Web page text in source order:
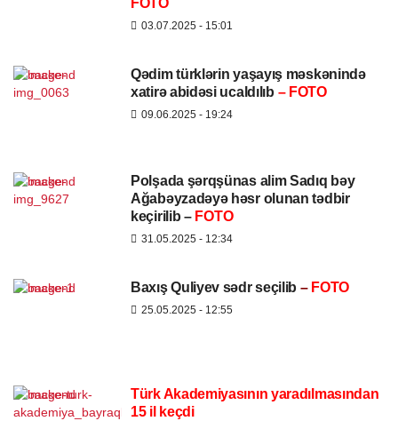
FOTO
03.07.2025 - 15:01
Qədim türklərin yaşayış məskənində
xatirə abidəsi ucaldılıb – FOTO
09.06.2025 - 19:24
Polşada şərqşünas alim Sadıq bəy
Ağabəyzadəyə həsr olunan tədbir
keçirilib – FOTO
31.05.2025 - 12:34
Baxış Quliyev sədr seçilib – FOTO
25.05.2025 - 12:55
Türk Akademiyasının yaradılmasından
15 il keçdi